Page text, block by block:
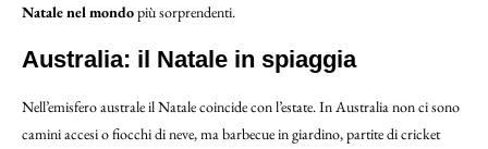
Natale nel mondopiù sorprendenti.
Australia: il Natale in spiaggia
Nell’emisfero australe il Natale coincide con l’estate. In Australia non ci sono
camini accesi o fiocchi di neve, ma barbecue in giardino, partite di cricket